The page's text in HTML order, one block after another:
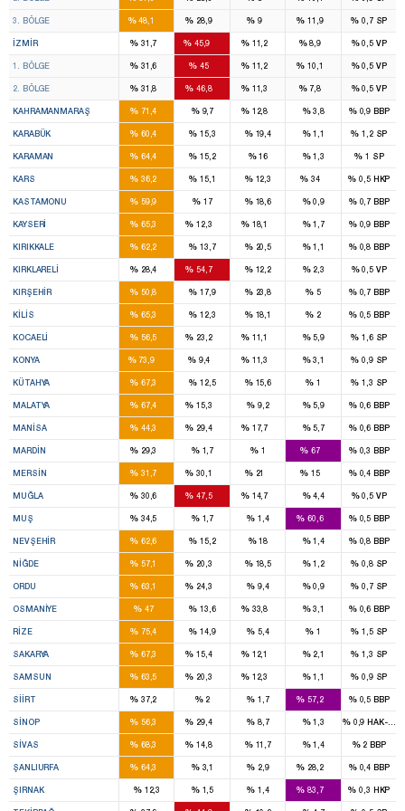
3. BÖLGE %48,1 % 28,9 % 9 % 11,9 % 0,7 SP
İZMIR %31,7 %45,9 %11,2 %8,9 %0,5VP
1. BÖLGE %31,6 % 45 %11,2 % 10,1 %0,5VP
2. BÖLGE %31,8 % 46,8 %11,3 %7,8 %0,5VP
KAHRAMANMARAŞ %71,4 %9,7 %12,8 %3,8 %0,9BBP
KARABÜK %60,4 % 15,3 %19,4 %1,1 % 1,2 SP
KARAMAN %64,4 % 15,2 %16 %1,3 %1 SP
KARS %36,2 % 15,1 %12,3 % 34 % 0,5 HKP
KASTAMONU %59,9 % 17 %18,6 %0,9 %0,7BBP
KAYSERI %65,3 % 12,3 %18,1 %1,7 %0,9BBP
KIRIKKALE %62,2 % 13,7 %20,5 %1,1 %0,8BBP
KIRKLARELI %28,4 % 54,7 %12,2 %2,3 %0,5VP
KIRŞEHIR %50,8 % 17,9 %23,8 % 5 %0,7BBP
KILIS %65,3 % 12,3 %18,1 % 2 %0,5BBP
KOCAELI %56,5 % 23,2 %11,1 %5,9 % 1,6 SP
KONYA %73,9 %9,4 %11,3 %3,1 % 0,9 SP
KÜTAHYA %67,3 % 12,5 %15,6 % 1 % 1,3 SP
MALATYA %67,4 % 15,3 % 9,2 %5,9 %0,6BBP
MANISA %44,3 % 29,4 %17,7 %5,7 %0,6BBP
MARDIN %29,3 %1,7 %1 % 67 %0,3BBP
MERSIN %31,7 % 30,1 %21 % 15 %0,4BBP
MUĞLA %30,6 % 47,5 %14,7 %4,4 %0,5VP
MUŞ %34,5 %1,7 % 1,4 % 60,6 %0,5BBP
NEVŞEHIR %62,6 % 15,2 %18 %1,4 %0,8BBP
NIĞDE %57,1 % 20,3 %18,5 %1,2 % 0,8 SP
ORDU %63,1 % 24,3 % 9,4 %0,9 % 0,7 SP
OSMANIYE %47 % 13,6 %33,8 %3,1 %0,6BBP
RIZE %75,4 % 14,9 % 5,4 % 1 % 1,5 SP
SAKARYA %67,3 % 15,4 %12,1 %2,1 % 1,3 SP
SAMSUN %63,5 % 20,3 %12,3 %1,1 % 0,9 SP
SIIRT %37,2 %2 % 1,7 % 57,2 %0,5BBP
SINOP %56,3 % 29,4 % 8,7 %1,3 %0,9HAK-PAR
SIVAS %68,3 % 14,8 %11,7 %1,4 %2BBP
ŞANLIURFA %64,3 %3,1 % 2,9 % 28,2 %0,4BBP
ŞIRNAK %12,3 %1,5 % 1,4 % 83,7 % 0,3 HKP